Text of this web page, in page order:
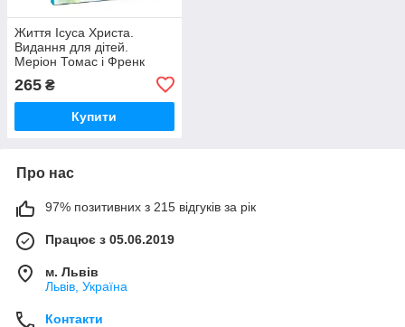
Життя Ісуса Христа.
Видання для дітей.
Меріон Томас і Френк
265 ₴
Купити
Про нас
97% позитивних з 215 відгуків за рік
Працює з 05.06.2019
м. Львів
Львів, Україна
Контакти